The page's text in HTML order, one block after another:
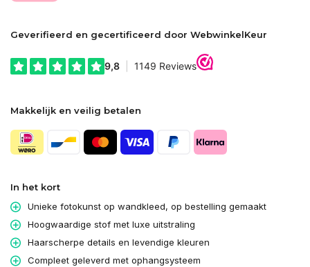
Geverifieerd en gecertificeerd door WebwinkelKeur
Makkelijk en veilig betalen
In het kort
Unieke fotokunst op wandkleed, op bestelling gemaakt
Hoogwaardige stof met luxe uitstraling
Haarscherpe details en levendige kleuren
Compleet geleverd met ophangsysteem